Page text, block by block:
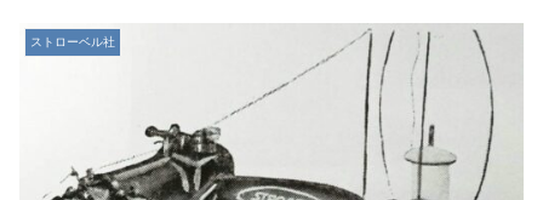
ストローベル社